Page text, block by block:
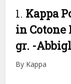
1. Kappa
in Cotone
gr. -
By Kappa